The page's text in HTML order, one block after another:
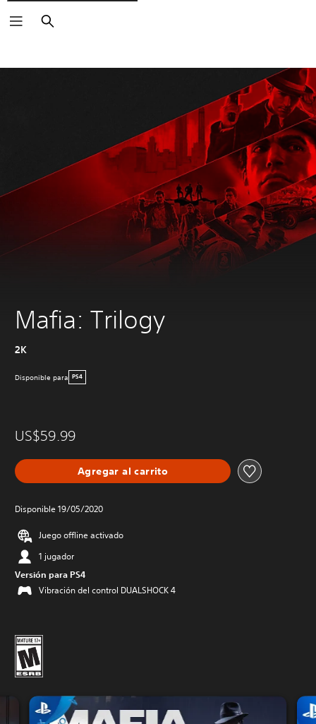
Buscar
Mafia: Trilogy
2K
Disponible para PS4
US$59.99
Agregar al carrito
Disponible 19/05/2020
Juego offline activado
1 jugador
Versión para PS4
Vibración del control DUALSHOCK 4